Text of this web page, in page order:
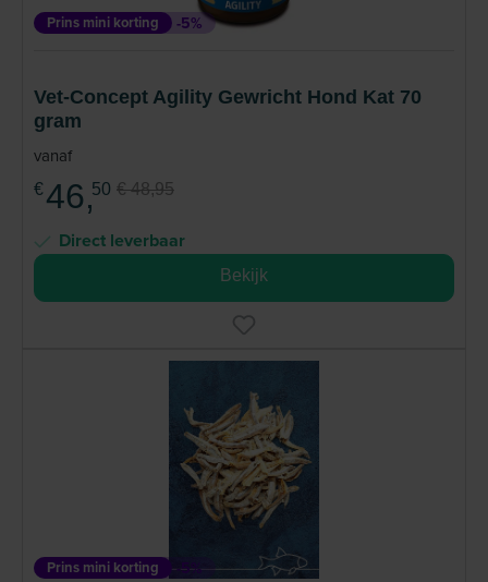
Prins mini korting -5%
Vet-Concept Agility Gewricht Hond Kat 70
gram
vanaf
€ 46,50 € 48,95
Direct leverbaar
Bekijk
Prins mini korting -5%